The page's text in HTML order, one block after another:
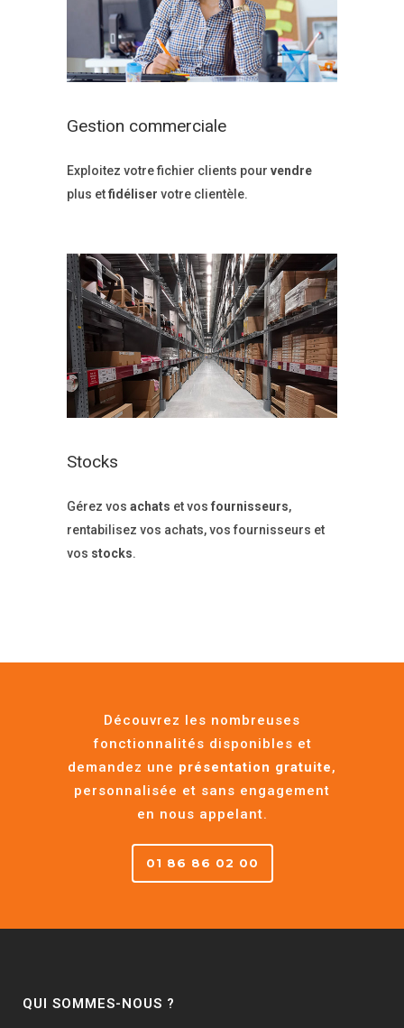
Gestion commerciale
Exploitez votre fichier clients pour vendre
plus etfidéliser votre clientèle.
Stocks
Gérez vos achats et vos fournisseurs,
rentabilisez vos achats, vos fournisseurs et
vos stocks.
Découvrez les nombreuses
fonctionnalités disponibles et
demandez une présentation gratuite,
personnalisée et sans engagement
en nous appelant.
01 86 86 02 00
QUI SOMMES-NOUS ?